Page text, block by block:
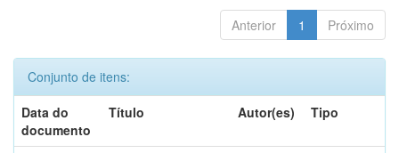
Anterior 1 Próximo
Conjunto de itens:
Data do
documento
Título Autor(es) Tipo